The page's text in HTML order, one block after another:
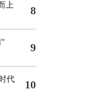
上
8
9
代
10